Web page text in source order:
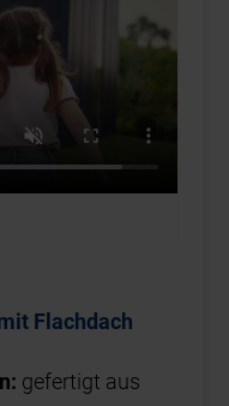
Flachdach
gefertigt aus